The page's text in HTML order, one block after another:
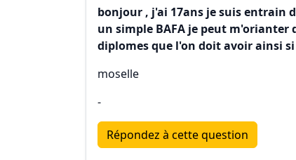
bonjour , j'ai 17ans je suis entrain
un simple BAFA je peut m'orianter
diplomes que l'on doit avoir ainsi
moselle
-
Répondez à cette question